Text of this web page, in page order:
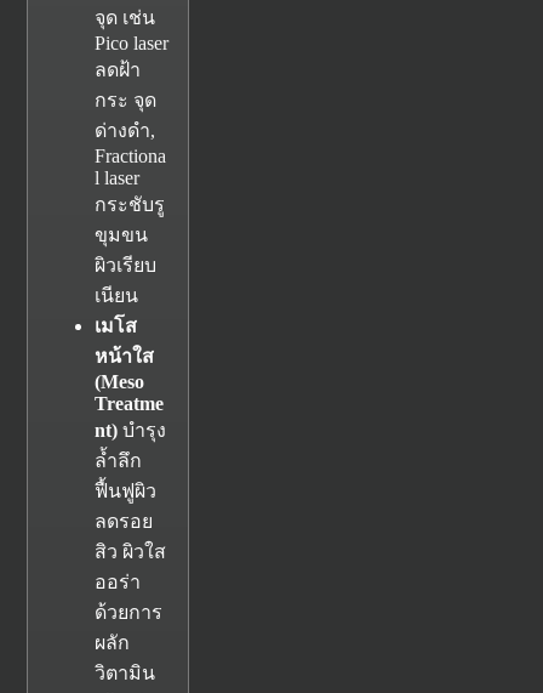
จุด เช่น
Pico laser
ลดฝ้า
กระ จุด
ด่างดำ,
Fractiona
l laser
กระชับรู
ขุมขน
ผิวเรียบ
เนียน
เมโส
หน้าใส
(Meso
Treatme
nt) บำรุง
ล้ำลึก
ฟื้นฟูผิว
ลดรอย
สิว ผิวใส
ออร่า
ด้วยการ
ผลัก
วิตามิน